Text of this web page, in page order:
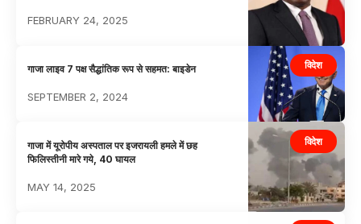
FEBRUARY 24, 2025
विदेश
गाजा लाइव 7 पक्ष सैद्धांतिक रूप से सहमत: बाइडेन
SEPTEMBER 2, 2024
विदेश
गाजा में यूरोपीय अस्पताल पर इजरायली हमले में छह
फिलिस्तीनी मारे गये, 40 घायल
MAY 14, 2025